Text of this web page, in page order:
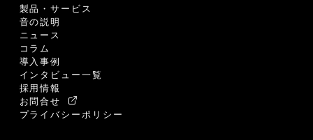
製品・サービス
音の説明
ニュース
コラム
導入事例
インタビュー一覧
採用情報
お問合せ
プライバシーポリシー